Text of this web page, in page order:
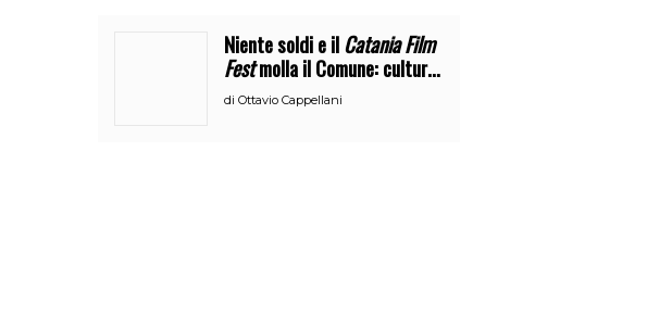
Niente soldi e ilCatania Film
Festmolla il Comune: cultura
o broru di ciciri?
di Ottavio Cappellani